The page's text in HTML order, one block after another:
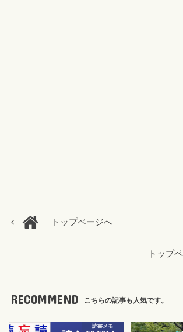
トップページへ
トップ
RECOMMEND こちらの記事も人気です。
読書メモ